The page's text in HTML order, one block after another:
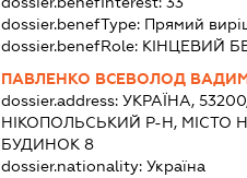
dossier.benefType: Прямий
dossier.benefRole: КІНЦЕВИЙ
ПАВЛЕНКО ВСЕВОЛОД
dossier.address: УКРАЇНА,
НІКОПОЛЬСЬКИЙ Р-Н, МІСТО
БУДИНОК 8
dossier.nationality: Україна